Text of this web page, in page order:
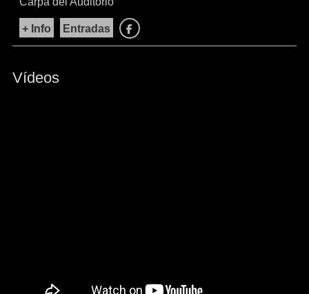
+ Info Entradas Facebook
Vídeos